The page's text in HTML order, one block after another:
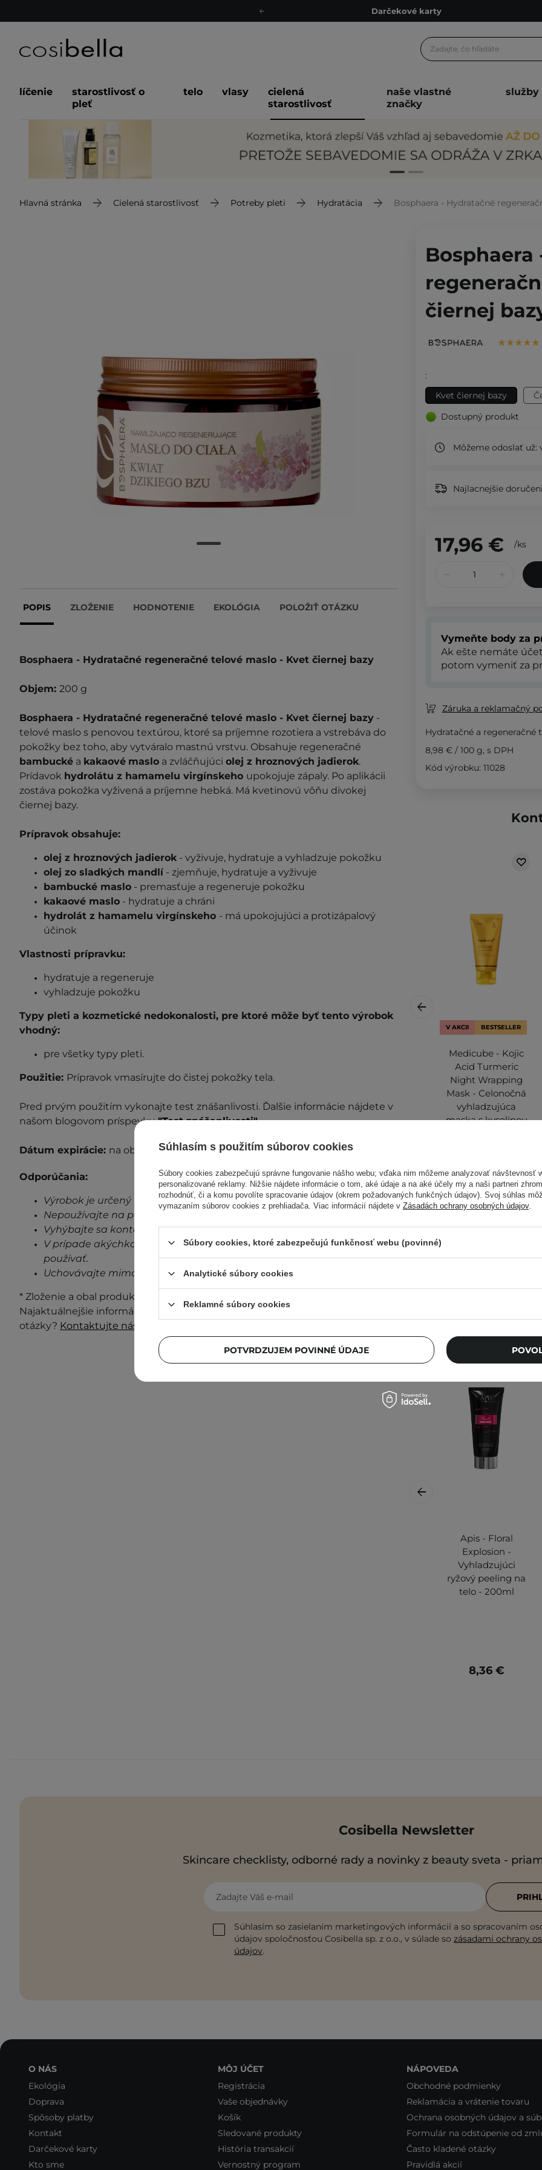
Darčekové karty
Odmeňovací program
Darčekové karty
líčenie
starostlivosť o
pleť
telo vlasy
cielená
starostlivosť
naše vlastné
značky
služby
Hlavná stránka Cielená starostlivosť Potreby pleti Hydratácia Bosphaera - Hydratačné
POPIS ZLOŽENIE HODNOTENIE EKOLÓGIA POLOŽIŤ OTÁZKU
Bosphaera - Hydratačné regeneračné telové maslo - Kvet čiernej bazy
Objem: 200 g
Bosphaera - Hydratačné regeneračné telové maslo - Kvet čiernej bazy -
telové maslo s penovou textúrou, ktoré sa príjemne rozotiera a vstrebáva do
pokožky bez toho, aby vytváralo mastnú vrstvu. Obsahuje regeneračné
bambucké a kakaové maslo a zvláčňujúci olej z hroznových jadierok.
Prídavok hydrolátu z hamamelu virgínskeho upokojuje zápaly. Po aplikácii
zostáva pokožka vyživená a príjemne hebká. Má kvetinovú vôňu divokej
čiernej bazy.
Prípravok obsahuje:
olej z hroznových jadierok - vyživuje, hydratuje a vyhladzuje pokožku
olej zo sladkých mandlí- zjemňuje, hydratuje a vyživuje
bambucké maslo - premasťuje a regeneruje pokožku
kakaové maslo - hydratuje a chráni
hydrolát z hamamelu virgínskeho - má upokojujúci a protizápalový
účinok
Vlastnosti prípravku:
hydratuje a regeneruje
vyhladzuje pokožku
Typy pleti a kozmetické nedokonalosti, pre ktoré môže byť tento výrobok
vhodný:
pre všetky typy pleti.
Použitie: Prípravok vmasírujte do čistej pokožky tela.
Pred prvým použitím vykonajte test znášanlivosti. Ďalšie informácie nájdete v
našom blogovom príspevku"Test znášanlivosti".
Dátum expirácie: na obale.
Odporúčania:
Výrobok je určený len na vonkajšie použitie.
Nepoužívajte na poškodenú pokožku.
Vyhýbajte sa kontaktu s očami.
V prípade akýchkoľvek známok podráždenia, prestaňte prípravok
používať.
Uchovávajte mimo dosahu detí.
* Zloženie a obal produktu môžu byť aktualizované a mierne sa líšiť.
Najaktuálnejšie informácie vždy nájdete na obale produktu. Máte nejaké
otázky? Kontaktujte nás.
Bosphaera
čiernej
:
Kvet čiernej bazy
Dostupný produkt
Môžeme odoslať už:
Najlacnejšie
17,96 € /ks
Vymeňte body za
Ak ešte nemáte
potom vymeniť za
Záruka a reklamačný
Hydratačné a
8,98 € / 100 g, s DPH
Kód výrobku: 11028
V AKCII BESTSELLER
Medicube - Kojic
Acid Turmeric
Night Wrapping
Mask - Celonočná
vyhladzujúca
maska s kyselinou
20,80 €
17,68 €
Apis - Floral
Explosion -
Vyhladzujúci
ryžový peeling na
telo - 200ml
8,36 €
Cosibella Newsletter
Skincare checklisty, odborné rady a novinky z beauty sveta -
Zadajte Váš e-mail
Súhlasím so zasielaním marketingových informácií a so spracovaním
údajov spoločnosťou Cosibella sp. z o.o., v súlade so zásadami ochrany
údajov.
O NÁS
Ekológia
Doprava
Spôsoby platby
Kontakt
Darčekové karty
Kto sme
MÔJ ÚČET
Registrácia
Vaše objednávky
Košík
Sledované produkty
História transakcií
Vernostný program
NÁPOVEDA
Obchodné podmienky
Reklamácia a vrátenie tovaru
Ochrana osobných údajov a
Formulár na odstúpenie od
Často kladené otázky
Pravidlá akcií
Súhlasím s použitím súborov cookies
Súbory cookies zabezpečujú správne fungovanie nášho webu; vďaka nim môžeme analyzovať návštevnosť
personalizované reklamy. Nižšie nájdete informácie o tom, aké údaje a na aké účely my a naši partneri
rozhodnúť, či a komu povolíte spracovanie údajov (okrem požadovaných funkčných údajov). Svoj súhlas
vymazaním súborov cookies z prehliadača. Viac informácií nájdete v Zásadách ochrany osobných údajov.
Súbory cookies, ktoré zabezpečujú funkčnosť webu (povinné)
Analytické súbory cookies
Reklamné súbory cookies
POTVRDZUJEM POVINNÉ ÚDAJE